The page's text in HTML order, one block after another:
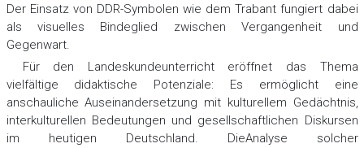
Der Einsatz von DDR-Symbolen wie dem Trabant fungiert dabei
als visuelles Bindeglied zwischen Vergangenheit und
Gegenwart.
Für den Landeskundeunterricht eröffnet das Thema
vielfältige didaktische Potenziale: Es ermöglicht eine
anschauliche Auseinandersetzung mit kulturellem Gedächtnis,
interkulturellen Bedeutungen und gesellschaftlichen Diskursen
im heutigen Deutschland. DieAnalyse solcher